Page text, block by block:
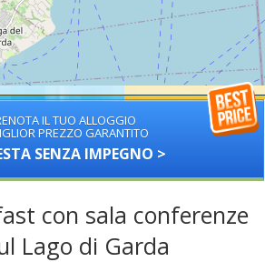
IL TUO ALLOGGIO
PREZZO GARANTITO
SENZA IMPEGNO >
con sala conferenze
Lago di Garda